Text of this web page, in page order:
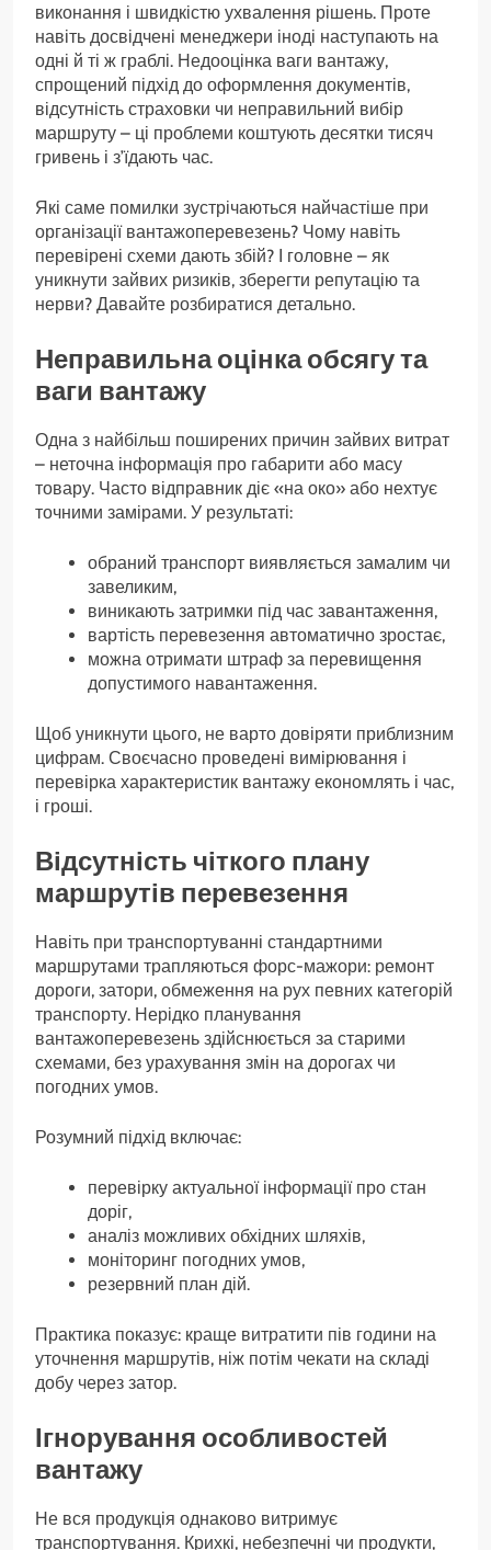
виконання і швидкістю ухвалення рішень. Проте
навіть досвідчені менеджери іноді наступають на
одні й ті ж граблі. Недооцінка ваги вантажу,
спрощений підхід до оформлення документів,
відсутність страховки чи неправильний вибір
маршруту – ці проблеми коштують десятки тисяч
гривень і з’їдають час.
Які саме помилки зустрічаються найчастіше при
організації вантажоперевезень? Чому навіть
перевірені схеми дають збій? І головне – як
уникнути зайвих ризиків, зберегти репутацію та
нерви? Давайте розбиратися детально.
Неправильна оцінка обсягу та
ваги вантажу
Одна з найбільш поширених причин зайвих витрат
– неточна інформація про габарити або масу
товару. Часто відправник діє «на око» або нехтує
точними замірами. У результаті:
обраний транспорт виявляється замалим чи
завеликим,
виникають затримки під час завантаження,
вартість перевезення автоматично зростає,
можна отримати штраф за перевищення
допустимого навантаження.
Щоб уникнути цього, не варто довіряти приблизним
цифрам. Своєчасно проведені вимірювання і
перевірка характеристик вантажу економлять і час,
і гроші.
Відсутність чіткого плану
маршрутів перевезення
Навіть при транспортуванні стандартними
маршрутами трапляються форс-мажори: ремонт
дороги, затори, обмеження на рух певних категорій
транспорту. Нерідко планування
вантажоперевезень здійснюється за старими
схемами, без урахування змін на дорогах чи
погодних умов.
Розумний підхід включає:
перевірку актуальної інформації про стан
доріг,
аналіз можливих обхідних шляхів,
моніторинг погодних умов,
резервний план дій.
Практика показує: краще витратити пів години на
уточнення маршрутів, ніж потім чекати на складі
добу через затор.
Ігнорування особливостей
вантажу
Не вся продукція однаково витримує
транспортування. Крихкі, небезпечні чи продукти,